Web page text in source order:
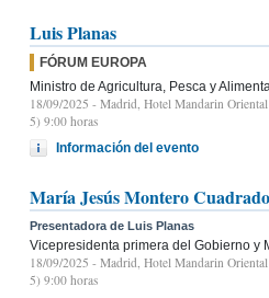
Luis Planas
FÓRUM EUROPA
Ministro de Agricultura, Pesca y
18/09/2025 - Madrid, Hotel Mandarin
5) 9:00 horas
Información del evento
María Jesús Montero Cuadrado
Presentadora de Luis Planas
Vicepresidenta primera del Gobierno y
18/09/2025 - Madrid, Hotel Mandarin
5) 9:00 horas